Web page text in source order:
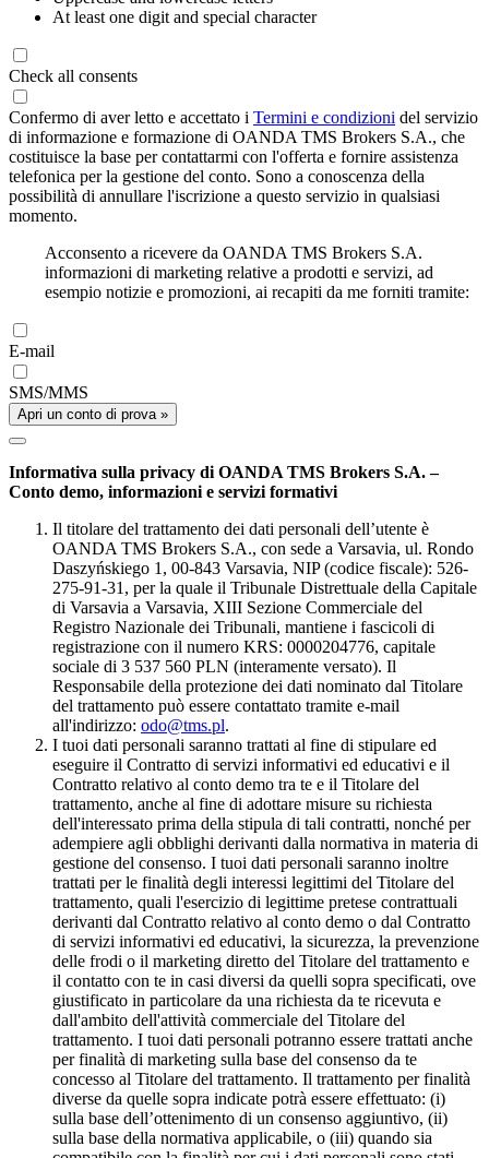
At least one digit and special character
Check all consents
Confermo di aver letto e accettato i Termini e condizioni del servizio
di informazione e formazione di OANDA TMS Brokers S.A., che
costituisce la base per contattarmi con l'offerta e fornire assistenza
telefonica per la gestione del conto. Sono a conoscenza della
possibilità di annullare l'iscrizione a questo servizio in qualsiasi
momento.
Acconsento a ricevere da OANDA TMS Brokers S.A.
informazioni di marketing relative a prodotti e servizi, ad
esempio notizie e promozioni, ai recapiti da me forniti tramite:
E-mail
SMS/MMS
Apri un conto di prova »
Informativa sulla privacy di OANDA TMS Brokers S.A. –
Conto demo, informazioni e servizi formativi
Il titolare del trattamento dei dati personali dell’utente è
OANDA TMS Brokers S.A., con sede a Varsavia, ul. Rondo
Daszyńskiego 1, 00-843 Varsavia, NIP (codice fiscale): 526-
275-91-31, per la quale il Tribunale Distrettuale della Capitale
di Varsavia a Varsavia, XIII Sezione Commerciale del
Registro Nazionale dei Tribunali, mantiene i fascicoli di
registrazione con il numero KRS: 0000204776, capitale
sociale di 3 537 560 PLN (interamente versato). Il
Responsabile della protezione dei dati nominato dal Titolare
del trattamento può essere contattato tramite e-mail
all'indirizzo: odo@tms.pl.
I tuoi dati personali saranno trattati al fine di stipulare ed
eseguire il Contratto di servizi informativi ed educativi e il
Contratto relativo al conto demo tra te e il Titolare del
trattamento, anche al fine di adottare misure su richiesta
dell'interessato prima della stipula di tali contratti, nonché per
adempiere agli obblighi derivanti dalla normativa in materia di
gestione del consenso. I tuoi dati personali saranno inoltre
trattati per le finalità degli interessi legittimi del Titolare del
trattamento, quali l'esercizio di legittime pretese contrattuali
derivanti dal Contratto relativo al conto demo o dal Contratto
di servizi informativi ed educativi, la sicurezza, la prevenzione
delle frodi o il marketing diretto del Titolare del trattamento e
il contatto con te in casi diversi da quelli sopra specificati, ove
giustificato in particolare da una richiesta da te ricevuta e
dall'ambito dell'attività commerciale del Titolare del
trattamento. I tuoi dati personali potranno essere trattati anche
per finalità di marketing sulla base del consenso da te
concesso al Titolare del trattamento. Il trattamento per finalità
diverse da quelle sopra indicate potrà essere effettuato: (i)
sulla base dell’ottenimento di un consenso aggiuntivo, (ii)
sulla base della normativa applicabile, o (iii) quando sia